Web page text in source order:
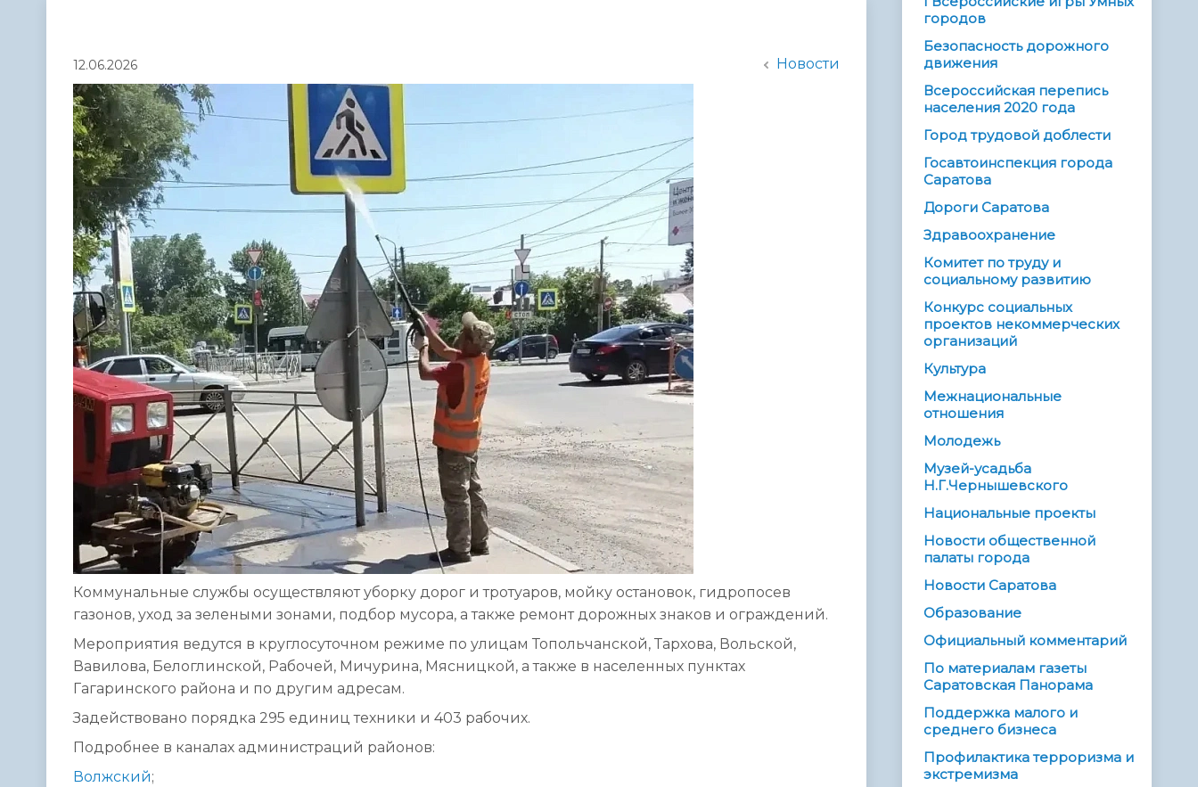
12.06.2026 Новости
Коммунальные службы осуществляют уборку дорог и тротуаров, мойку остановок, гидропосев
газонов, уход за зелеными зонами, подбор мусора, а также ремонт дорожных знаков и ограждений.
Мероприятия ведутся в круглосуточном режиме по улицам Топольчанской, Тархова, Вольской,
Вавилова, Белоглинской, Рабочей, Мичурина, Мясницкой, а также в населенных пунктах
Гагаринского района и по другим адресам.
Задействовано порядка 295 единиц техники и 403 рабочих.
Подробнее в каналах администраций районов:
Волжский;
городов
Безопасность дорожного
движения
Всероссийская перепись
населения 2020 года
Город трудовой доблести
Госавтоинспекция города
Саратова
Дороги Саратова
Здравоохранение
Комитет по труду и
социальному развитию
Конкурс социальных
проектов некоммерческих
организаций
Культура
Межнациональные
отношения
Молодежь
Музей-усадьба
Н.Г.Чернышевского
Национальные проекты
Новости общественной
палаты города
Новости Саратова
Образование
Официальный комментарий
По материалам газеты
Саратовская Панорама
Поддержка малого и
среднего бизнеса
Профилактика терроризма и
экстремизма